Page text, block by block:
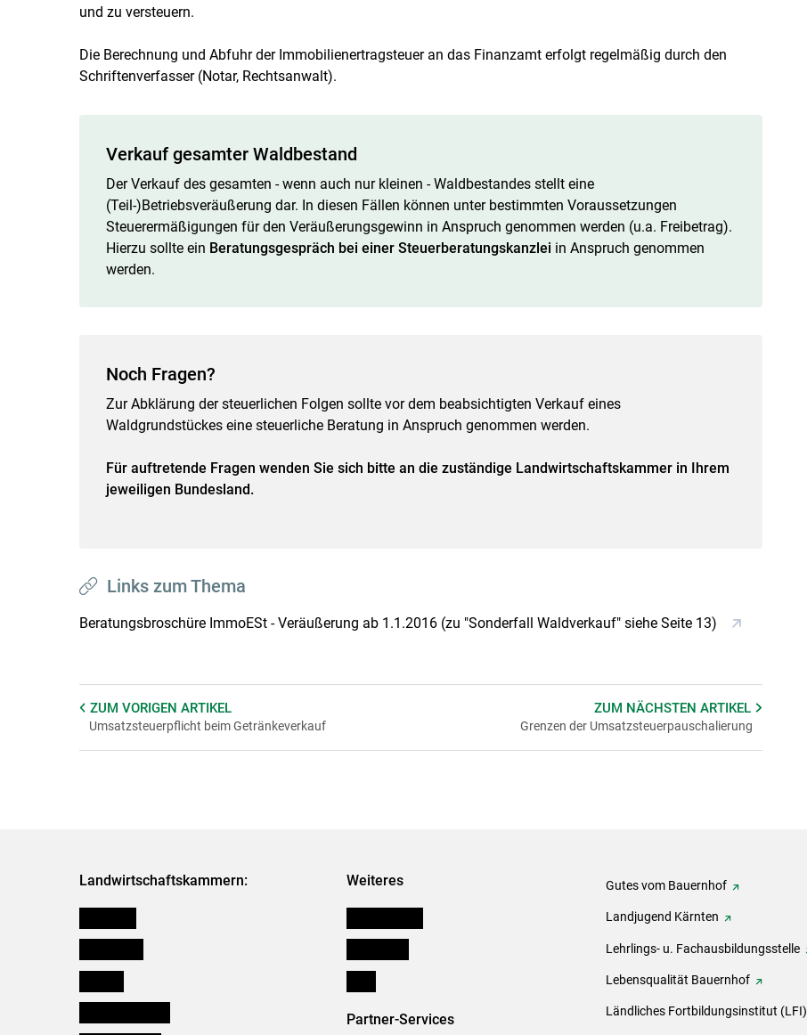
und zu versteuern.
Die Berechnung und Abfuhr der Immobilienertragsteuer an das Finanzamt erfolgt regelmäßig durch den
Schriftenverfasser (Notar, Rechtsanwalt).
Verkauf gesamter Waldbestand
Der Verkauf des gesamten - wenn auch nur kleinen - Waldbestandes stellt eine
(Teil-)Betriebsveräußerung dar. In diesen Fällen können unter bestimmten Voraussetzungen
Steuerermäßigungen für den Veräußerungsgewinn in Anspruch genommen werden (u.a. Freibetrag).
Hierzu sollte ein Beratungsgespräch bei einer Steuerberatungskanzlei in Anspruch genommen
werden.
Noch Fragen?
Zur Abklärung der steuerlichen Folgen sollte vor dem beabsichtigten Verkauf eines
Waldgrundstückes eine steuerliche Beratung in Anspruch genommen werden.
Für auftretende Fragen wenden Sie sich bitte an die zuständige Landwirtschaftskammer in Ihrem
jeweiligen Bundesland.
Links zum Thema
Beratungsbroschüre ImmoESt - Veräußerung ab 1.1.2016 (zu "Sonderfall Waldverkauf" siehe Seite 13)
ZUM VORIGEN ARTIKEL
Umsatzsteuerpflicht beim Getränkeverkauf
ZUM NÄCHSTENARTIKEL
Grenzen der Umsatzsteuerpauschalierung
Landwirtschaftskammern: Weiteres
Partner-Services
Gutes vom Bauernhof
Landjugend Kärnten
Lehrlings- u. Fachausbildungsstelle
Lebensqualität Bauernhof
Ländliches Fortbildungsinstitut (LFI)